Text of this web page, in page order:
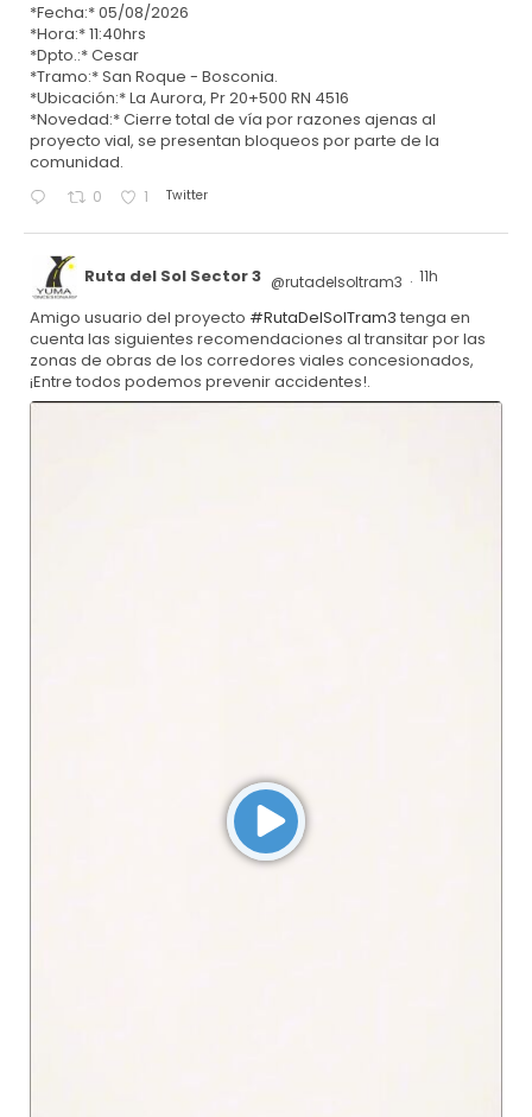
*Fecha:* 05/08/2026
*Hora:* 11:40hrs
*Dpto.:* Cesar
*Tramo:* San Roque - Bosconia.
*Ubicación:* La Aurora, Pr 20+500 RN 4516
*Novedad:* Cierre total de vía por razones ajenas al
proyecto vial, se presentan bloqueos por parte de la
comunidad.
0 1 Twitter
Ruta del Sol Sector 3 @rutadelsoltram3 · 11h
Amigo usuario del proyecto #RutaDelSolTram3 tenga en
cuenta las siguientes recomendaciones al transitar por las
zonas de obras de los corredores viales concesionados,
¡Entre todos podemos prevenir accidentes!.